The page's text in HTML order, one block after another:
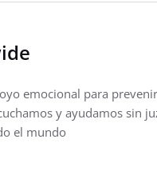
emocional para
y ayudamos sin
el mundo